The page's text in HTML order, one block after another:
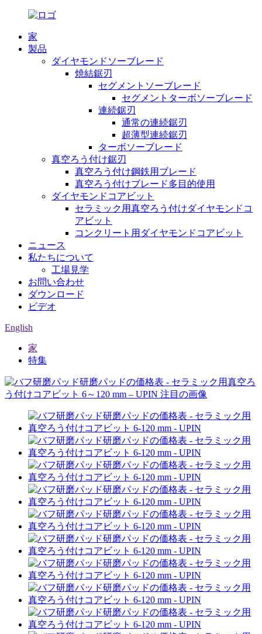
家
製品
ダイヤモンドソーブレード
焼結鋸刃
セグメントソーブレード
セグメントターボソーブレード
連続鋸刃
通常の連続鋸刃
超薄型連続鋸刃
ターボソーブレード
真空ろう付け鋸刃
真空ろう付け鋼鉄用ブレード
真空ろう付けブレード多目的使用
ダイヤモンドコアビット
セラミック用真空ろう付けダイヤモンドコ
アビット
コンクリート用ダイヤモンドコアビット
ニュース
私たちについて
工場見学
お問い合わせ
ダウンロード
ビデオ
English
家
特集